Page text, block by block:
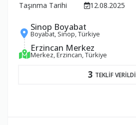
Taşınma Tarihi
12.08.2025
Sinop Boyabat
Boyabat, Sinop, Türkiye
Erzincan Merkez
Merkez, Erzincan, Türkiye
3 TEKLİF VERİLDİ